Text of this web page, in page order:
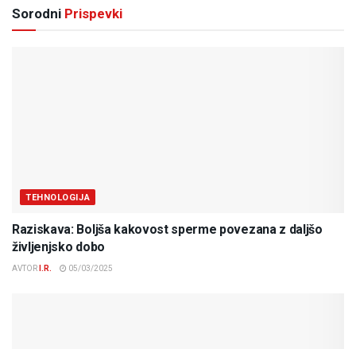
Sorodni Prispevki
TEHNOLOGIJA
Raziskava: Boljša kakovost sperme povezana z daljšo
življenjsko dobo
AVTOR I.R. 05/03/2025